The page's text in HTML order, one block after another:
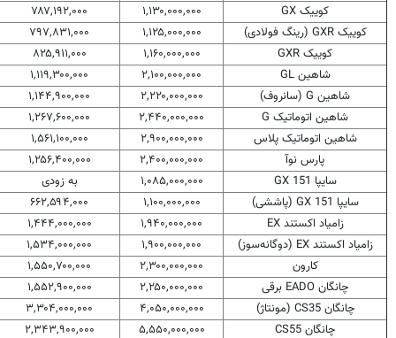
کوییک GX
۱,۱۳۰,۰۰۰,۰۰۰
۷۸۷,۱۹۲,۰۰۰
کوییک GXR (رینگ فولادی)
۱,۱۲۵,۰۰۰,۰۰۰
۷۹۷,۸۳۱,۰۰۰
کوییک GXR
۱,۱۶۰,۰۰۰,۰۰۰
۸۲۵,۹۱۱,۰۰۰
شاهین GL
۲,۱۰۰,۰۰۰,۰۰۰
۱,۱۱۹,۳۰۰,۰۰۰
شاهین G (سانروف)
۲,۲۲۰,۰۰۰,۰۰۰
۱,۱۴۴,۹۰۰,۰۰۰
شاهین اتوماتیک G
۲,۴۴۰,۰۰۰,۰۰۰
۱,۲۶۷,۶۰۰,۰۰۰
شاهین اتوماتیک پلاس
۲,۹۰۰,۰۰۰,۰۰۰
۱,۵۶۱,۱۰۰,۰۰۰
پارس نوآ
۲,۴۰۰,۰۰۰,۰۰۰
۱,۲۵۶,۴۰۰,۰۰۰
سایپا 151 GX
۱,۰۸۵,۰۰۰,۰۰۰
به زودی
سایپا 151 GX (پاششی)
۱,۱۰۰,۰۰۰,۰۰۰
۶۶۲,۵۹۴,۰۰۰
زامیاد اکستند EX
۱,۹۴۰,۰۰۰,۰۰۰
۱,۴۴۴,۰۰۰,۰۰۰
زامیاد اکستند EX (دوگانه‌سوز)
۱,۹۰۰,۰۰۰,۰۰۰
۱,۵۳۴,۰۰۰,۰۰۰
کارون
۲,۳۰۰,۰۰۰,۰۰۰
۱,۵۵۰,۷۰۰,۰۰۰
چانگان EADO برقی
۲,۲۵۰,۰۰۰,۰۰۰
۱,۵۵۲,۹۰۰,۰۰۰
چانگان CS35 (مونتاژ)
۴,۰۵۰,۰۰۰,۰۰۰
۳,۳۰۴,۰۰۰,۰۰۰
چانگان CS55
۵,۵۵۰,۰۰۰,۰۰۰ ۲,۳۴۳,۹۰۰,۰۰۰